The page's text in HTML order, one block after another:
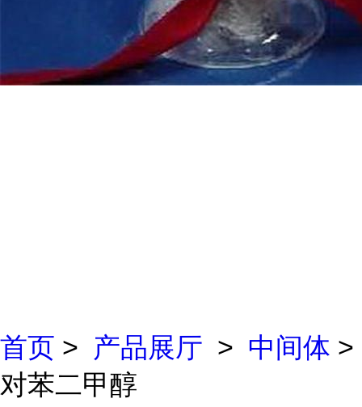
首页 > 产品展厅 > 中间体 >
对苯二甲醇